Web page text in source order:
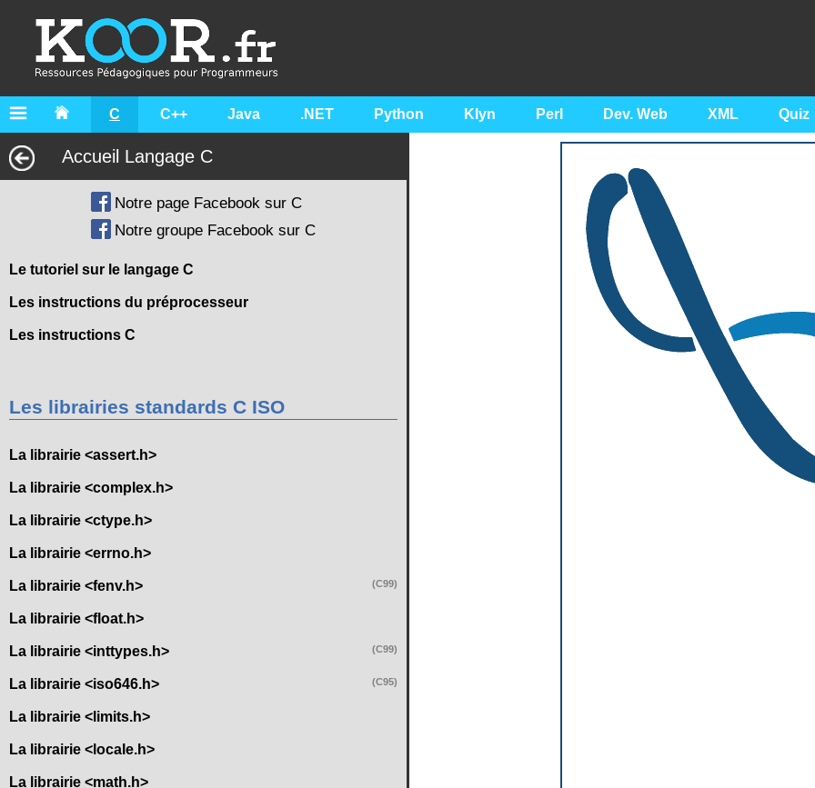
C C++ Java .NET Python Klyn Perl Dev. Web XML Quiz
Accueil Langage C
Notre page Facebook sur C
Notre groupe Facebook sur C
Le tutoriel sur le langage C
Les instructions du préprocesseur
Les instructions C
Les librairies standards C ISO
La librairie <assert.h>
La librairie <complex.h>
La librairie <ctype.h>
La librairie <errno.h>
La librairie <fenv.h> (C99)
La librairie <float.h>
La librairie <inttypes.h> (C99)
La librairie <iso646.h> (C95)
La librairie <limits.h>
La librairie <locale.h>
La librairie <math.h>